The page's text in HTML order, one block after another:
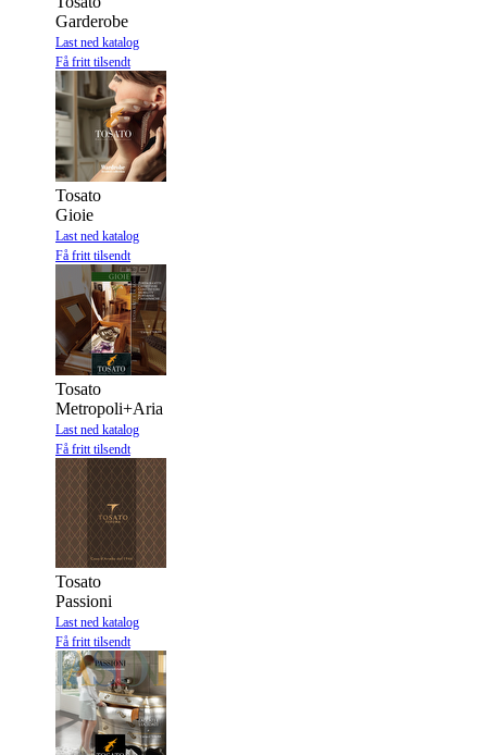
Garderobe
Last ned katalog
Få fritt tilsendt
Tosato
Gioie
Last ned katalog
Få fritt tilsendt
Tosato
Metropoli+Aria
Last ned katalog
Få fritt tilsendt
Tosato
Passioni
Last ned katalog
Få fritt tilsendt